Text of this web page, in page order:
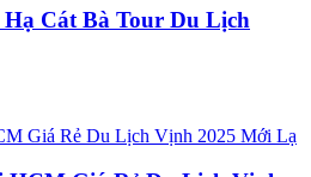
Cát Bà Tour Du Lịch